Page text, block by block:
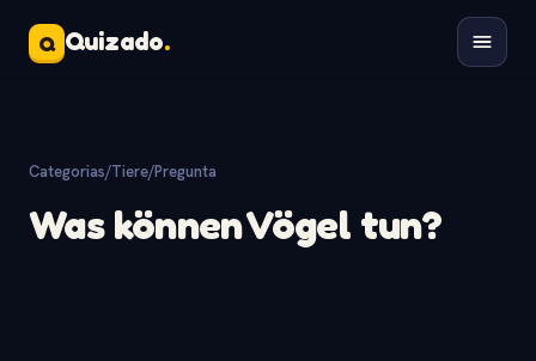
Q Quizado.
Categorias/Tiere/Pregunta
Was können Vögel tun?